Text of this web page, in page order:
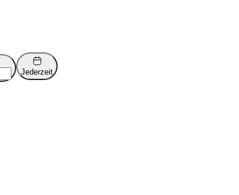
Jederzeit